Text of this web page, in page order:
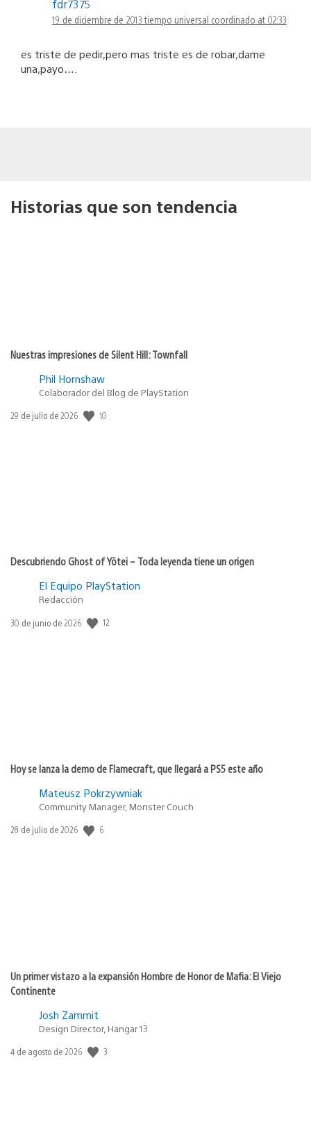
fdr7375
19 de diciembre de 2013 tiempo universal coordinado at 02:33
es triste de pedir,pero mas triste es de robar,dame
una,payo….
Historias que son tendencia
Nuestras impresiones de Silent Hill: Townfall
Phil Hornshaw
Colaborador del Blog de PlayStation
Fecha
29 de julio de 2026 10
Descubriendo Ghost of Yōtei – Toda leyenda tiene un origen
El Equipo PlayStation
Redacción
Fecha
30 de junio de 2026 12
Hoy se lanza la demo de Flamecraft, que llegará a PS5 este año
Mateusz Pokrzywniak
Community Manager, Monster Couch
Fecha
28 de julio de 2026 6
Un primer vistazo a la expansión Hombre de Honor de Mafia: El Viejo
Continente
Josh Zammit
Design Director, Hangar 13
Fecha
4 de agosto de 2026 3